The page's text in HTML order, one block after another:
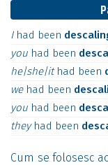
I had been
you had been
he|she|it had been
we had been
you had been
they had been
Cum se folosesc